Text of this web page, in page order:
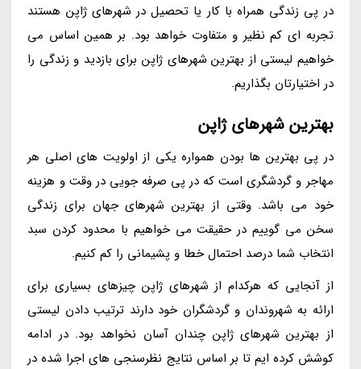
در پی زندگی همراه با کار یا تحصیل در شهرهای ژاپن هستند
تجربه ای کم نظیر و متفاوت خواهد بود. بر همین اساس می
خواهیم لیستی از بهترین شهرهای ژاپن برای بازدید و زندگی را
در اختیارتان بگذاریم.
بهترین شهرهای ژاپن
در پی بهترین ها بودن همواره یکی از اولویت های اصلی هر
مهاجر و گردشگری است که در پی صرفه جویی در وقت و هزینه
خود می باشد. وقتی از بهترین شهرهای جهان برای زندگی
سخن می گوییم در حقیقت می خواهیم با محدود کردن سبد
انتخاب شما درصد احتمال خطا و پشیمانی را کم کنیم.
از آنجایی که هرکدام از شهرهای ژاپن چیزهای بسیاری برای
ارائه به شهروندان و گردشگران خود دارند ترتیب دادن لیستی
از بهترین شهرهای ژاپن چندان آسان نخواهد بود. در ادامه
کوشش کرده ایم تا بر اساس نتایج نظرسنجی های اجرا شده در